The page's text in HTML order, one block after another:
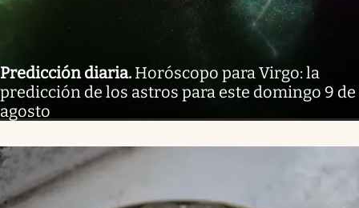
Predicción diaria. Horóscopo para Virgo: la
predicción de los astros para este domingo 9 de
agosto